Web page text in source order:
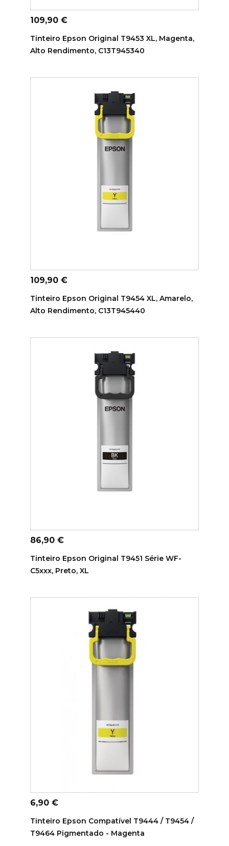
ADICIONAR AO CARRINHO
Preço
109,90 €
Tinteiro Epson Original T9453 XL, Magenta,
Alto Rendimento, C13T945340
ADICIONAR AO CARRINHO
Preço
109,90 €
Tinteiro Epson Original T9454 XL, Amarelo,
Alto Rendimento, C13T945440
ADICIONAR AO CARRINHO
Preço
86,90 €
Tinteiro Epson Original T9451 Série WF-
C5xxx, Preto, XL
ADICIONAR AO CARRINHO
Preço
6,90 €
Tinteiro Epson Compatível T9444 / T9454 /
T9464 Pigmentado - Magenta